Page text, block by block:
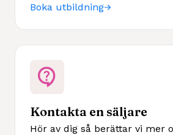
Boka utbildning
Kontakta en säljare
Hör av dig så berättar vi mer